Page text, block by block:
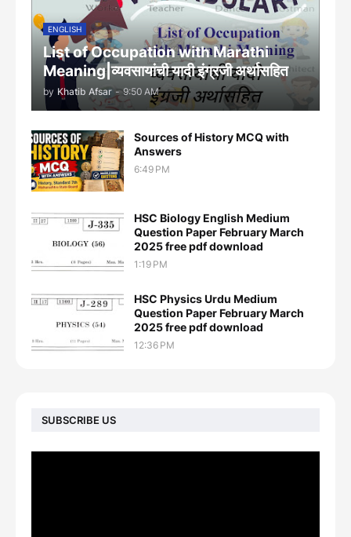
ENGLISH
List of Occupation with Marathi
Meaning|व्यवसायांची यादी इंग्रजी अर्थासह‍ित
by Khatib Afsar - 9:50 AM
Sources of History MCQ with
Answers
6:49 PM
HSC Biology English Medium
Question Paper February March
2025 free pdf download
1:19 PM
HSC Physics Urdu Medium
Question Paper February March
2025 free pdf download
12:36 PM
SUBSCRIBE US